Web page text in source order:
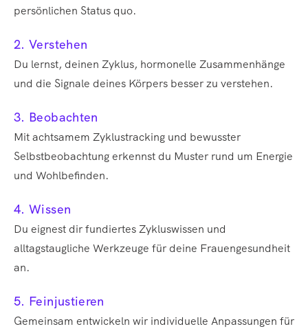
persönlichen Status quo.
2. Verstehen
Du lernst, deinen Zyklus, hormonelle Zusammenhänge
und die Signale deines Körpers besser zu verstehen.
3. Beobachten
Mit achtsamem Zyklustracking und bewusster
Selbstbeobachtung erkennst du Muster rund um Energie
und Wohlbefinden.
4. Wissen
Du eignest dir fundiertes Zykluswissen und
alltagstaugliche Werkzeuge für deine Frauengesundheit
an.
5. Feinjustieren
Gemeinsam entwickeln wir individuelle Anpassungen für